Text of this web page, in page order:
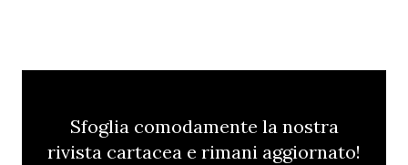
Sfoglia comodamente la nostra
rivista cartacea e rimani aggiornato!